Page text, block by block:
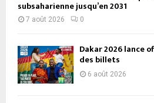
subsaharienne jusqu’en 2031
7 août 2026 0
Dakar 2026 lance
des billets
6 août 2026